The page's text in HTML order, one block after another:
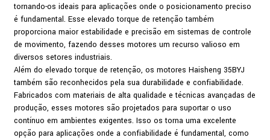
tornando-os ideais para aplicações onde o posicionamento preciso
é fundamental. Esse elevado torque de retenção também
proporciona maior estabilidade e precisão em sistemas de controle
de movimento, fazendo desses motores um recurso valioso em
diversos setores industriais.
Além do elevado torque de retenção, os motores Haisheng 35BYJ
também são reconhecidos pela sua durabilidade e confiabilidade.
Fabricados com materiais de alta qualidade e técnicas avançadas de
produção, esses motores são projetados para suportar o uso
contínuo em ambientes exigentes. Isso os torna uma excelente
opção para aplicações onde a confiabilidade é fundamental, como